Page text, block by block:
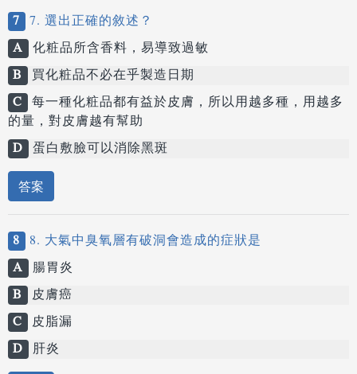
7 7. 選出正確的敘述？
A 化粧品所含香料，易導致過敏
B 買化粧品不必在乎製造日期
C 每一種化粧品都有益於皮膚，所以用越多種，用越多
的量，對皮膚越有幫助
D 蛋白敷臉可以消除黑斑
答案
8 8. 大氣中臭氧層有破洞會造成的症狀是
A 腸胃炎
B 皮膚癌
C 皮脂漏
D 肝炎